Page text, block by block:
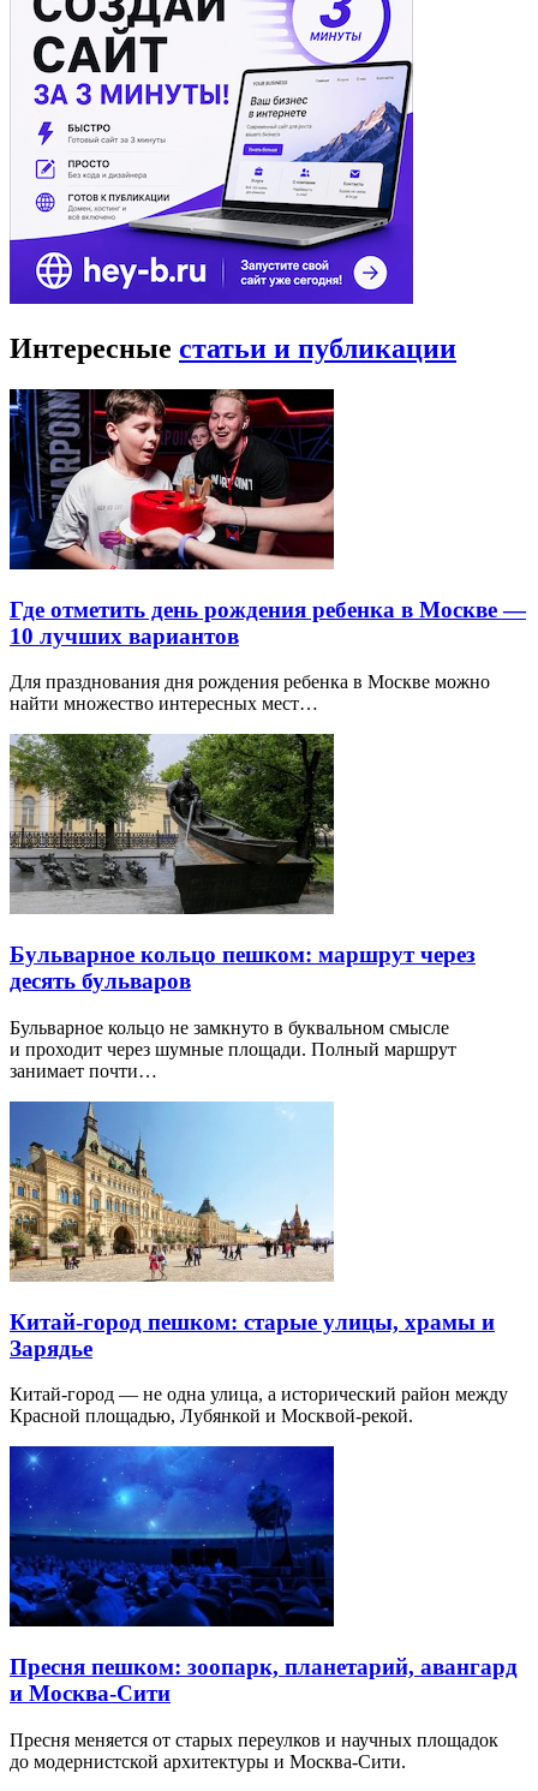
Интересные статьи и публикации
Где отметить день рождения ребенка в Москве —
10 лучших вариантов
Для празднования дня рождения ребенка в Москве можно
найти множество интересных мест…
Бульварное кольцо пешком: маршрут через
десять бульваров
Бульварное кольцо не замкнуто в буквальном смысле
и проходит через шумные площади. Полный маршрут
занимает почти…
Китай-город пешком: старые улицы, храмы и
Зарядье
Китай-город — не одна улица, а исторический район между
Красной площадью, Лубянкой и Москвой-рекой.
Пресня пешком: зоопарк, планетарий, авангард
и Москва-Сити
Пресня меняется от старых переулков и научных площадок
до модернистской архитектуры и Москва-Сити.